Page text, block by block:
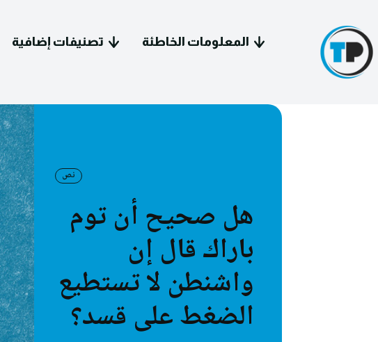
English
سياسة التصحيح
معلومات عنا
فيديوغرافيك
مدونة
خطاب كراهية
تصنيفات إضافية
المعلومات الخاطئة
نص
هل صحيح أن توم
باراك قال إن
واشنطن لا تستطيع
الضغط على قسد؟